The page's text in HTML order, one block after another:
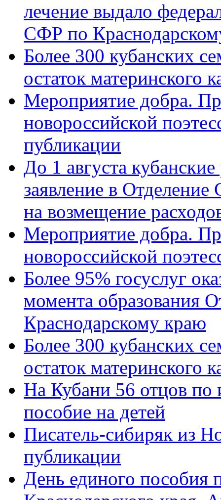
лечение выдало
СФР по
Более 300 кубанских
остаток материнского
Мероприятие добра.
новороссийской
публикации
До 1 августа
заявление в
на возмещение
Мероприятие добра.
новороссийской
Более 95% госуслуг
момента образования
Краснодарскому краю
Более 300 кубанских
остаток материнского
На Кубани 56 отцов по
пособие на детей
Писатель-сибиряк из
публикации
День единого пособия